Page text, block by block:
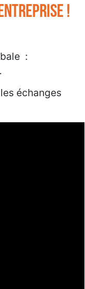
!
:
échanges